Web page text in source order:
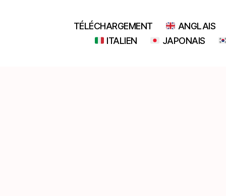
TÉLÉCHARGEMENT ANGLAIS
ITALIEN
JAPONAIS